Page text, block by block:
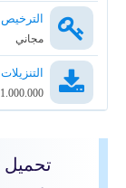
الترخيص
مجاني
التنزيلات
1.000.000